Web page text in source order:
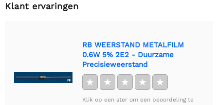
Klant ervaringen
RB WEERSTAND METALFILM
0.6W 5% 2E2 - Duurzame
Precisieweerstand
★ ★ ★ ★ ★
Klik op een ster om een beoordeling te